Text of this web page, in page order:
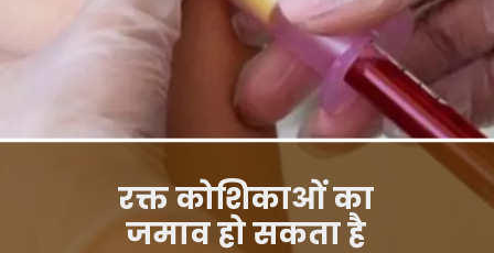
रक्त कोशिकाओं का